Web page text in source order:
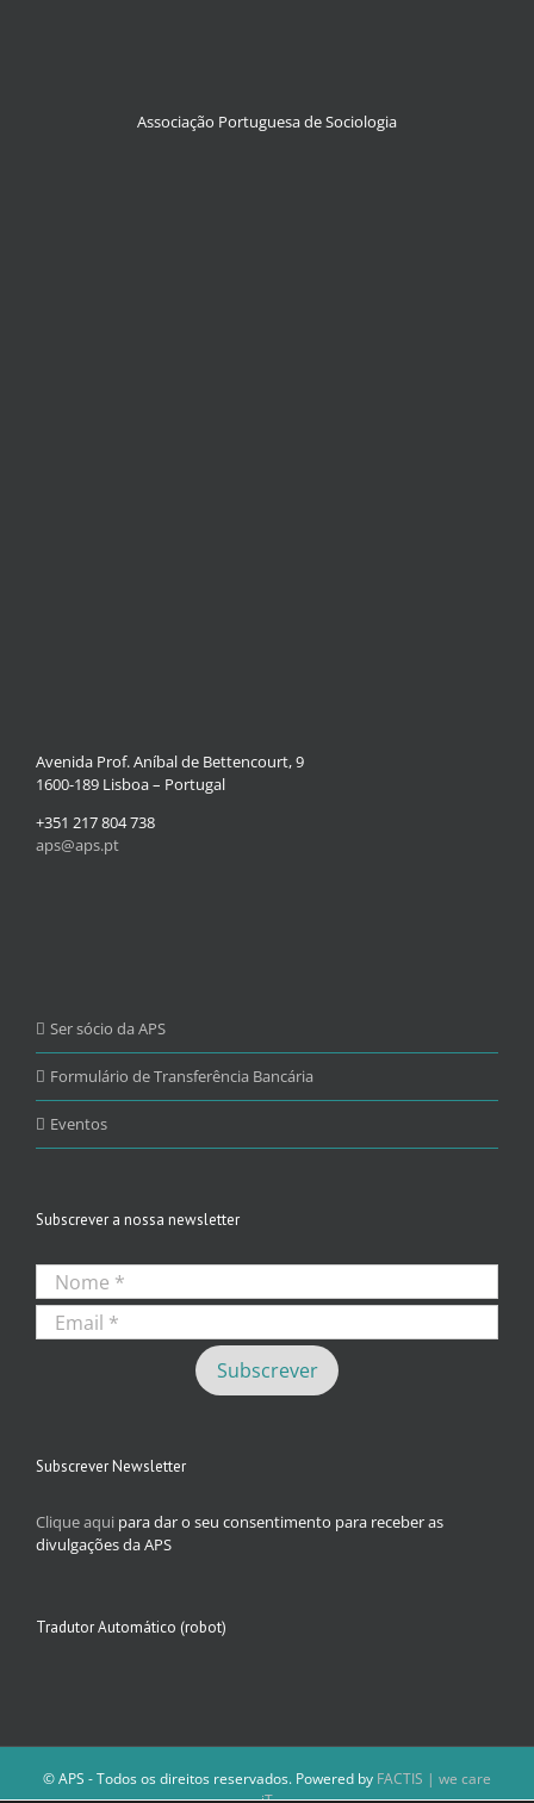
Associação Portuguesa de Sociologia
Avenida Prof. Aníbal de Bettencourt, 9
1600-189 Lisboa – Portugal
+351 217 804 738
aps@aps.pt
Ser sócio da APS
Formulário de Transferência Bancária
Eventos
Subscrever a nossa newsletter
Subscrever Newsletter
Clique aqui para dar o seu consentimento para receber as
divulgações da APS
Tradutor Automático (robot)
© APS - Todos os direitos reservados. Powered by FACTIS | we care